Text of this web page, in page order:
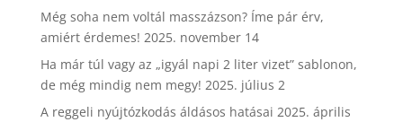
Még soha nem voltál masszázson? Íme pár érv,
amiért érdemes! 2025. november 14
Ha már túl vagy az „igyál napi 2 liter vizet” sablonon,
de még mindig nem megy! 2025. július 2
A reggeli nyújtózkodás áldásos hatásai 2025. április